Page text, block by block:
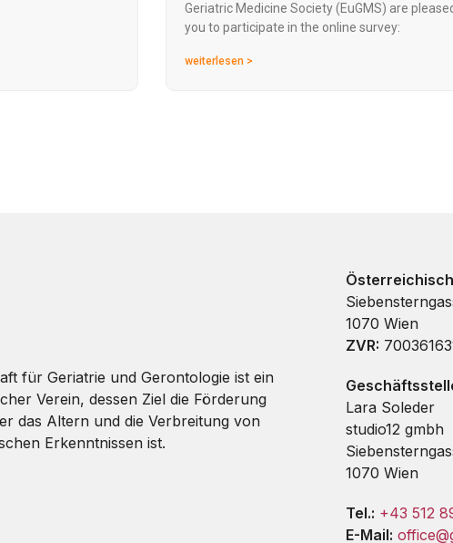
Geriatric Medicine Society (EuGMS) are
you to participate in the online survey:
weiterlesen >
für Geriatrie und Gerontologie ist ein
Verein, dessen Ziel die Förderung
das Altern und die Verbreitung von
Erkenntnissen ist.
1070 Wien
ZVR:
Lara Soleder
studio12 gmbh
1070 Wien
Tel.: +43 512
E-Mail: